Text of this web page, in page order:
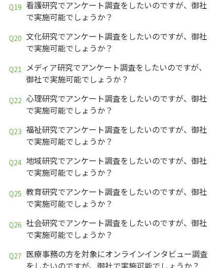
看護研究でアンケート調査をしたいのですが、御社
で実施可能でしょうか？
文化研究でアンケート調査をしたいのですが、御社
で実施可能でしょうか？
メディア研究でアンケート調査をしたいのですが、
御社で実施可能でしょうか？
心理研究でアンケート調査をしたいのですが、御社
で実施可能でしょうか？
福祉研究でアンケート調査をしたいのですが、御社
で実施可能でしょうか？
地域研究でアンケート調査をしたいのですが、御社
で実施可能でしょうか？
教育研究でアンケート調査をしたいのですが、御社
で実施可能でしょうか？
社会研究でアンケート調査をしたいのですが、御社
で実施可能でしょうか？
医療事務の方を対象にオンラインインタビュー調査